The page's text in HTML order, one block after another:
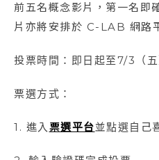
前五名概念影片，第一名即
片亦將安排於 C-LAB 網路
投票時間：即日起至7/3（
票選方式：
1. 進入 票選平台並點選自己